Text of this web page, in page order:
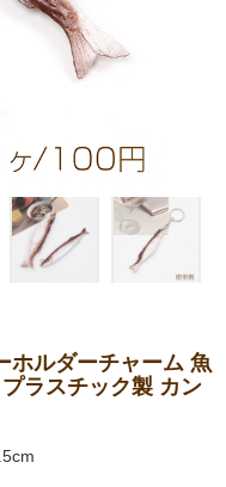
ホルダーチャーム 魚
ラスチック製 カン